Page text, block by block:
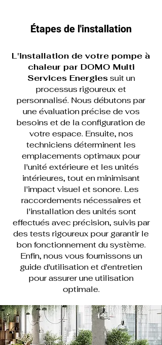
Étapes de l'installation
L'installation de votre pompe à
chaleur par DOMO Multi
Services Energiessuit un
processus rigoureux et
personnalisé. Nous débutons par
une évaluation précise de vos
besoins et de la configuration de
votre espace. Ensuite, nos
techniciens déterminent les
emplacements optimaux pour
l'unité extérieure et les unités
intérieures, tout en minimisant
l'impact visuel et sonore. Les
raccordements nécessaires et
l'installation des unités sont
effectués avec précision, suivis par
des tests rigoureux pour garantir le
bon fonctionnement du système.
Enfin, nous vous fournissons un
guide d'utilisation et d'entretien
pour assurer une utilisation
optimale.